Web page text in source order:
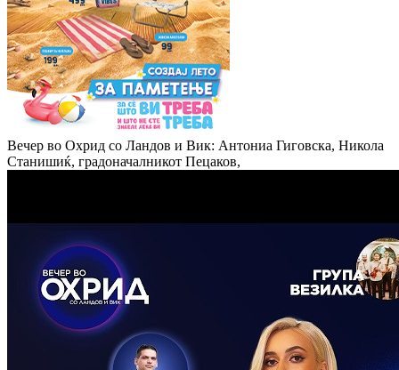
Вечер во Охрид со Ландов и Вик: Антониа Гиговска, Никола
Станишиќ, градоначалникот Пецаков,